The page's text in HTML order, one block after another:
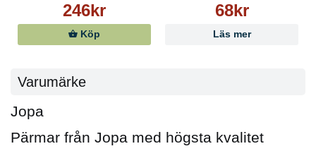
246kr
Köp
68kr
Läs mer
Varumärke
Jopa
Pärmar från Jopa med högsta kvalitet